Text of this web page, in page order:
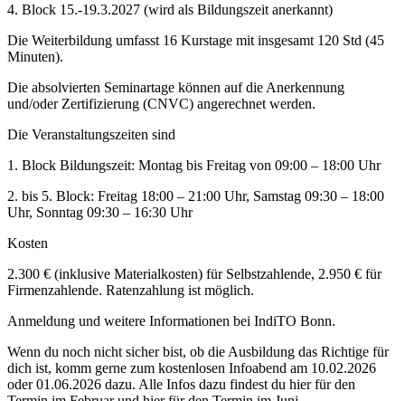
4. Block 15.-19.3.2027 (wird als Bildungszeit anerkannt)
Die Weiterbildung umfasst 16 Kurstage mit insgesamt 120 Std (45
Minuten).
Die absolvierten Seminartage können auf die Anerkennung
und/oder Zertifizierung (CNVC) angerechnet werden.
Die Veranstaltungszeiten sind
1. Block Bildungszeit: Montag bis Freitag von 09:00 – 18:00 Uhr
2. bis 5. Block: Freitag 18:00 – 21:00 Uhr, Samstag 09:30 – 18:00
Uhr, Sonntag 09:30 – 16:30 Uhr
Kosten
2.300 € (inklusive Materialkosten) für Selbstzahlende, 2.950 € für
Firmenzahlende. Ratenzahlung ist möglich.
Anmeldung und weitere Informationen bei IndiTO Bonn.
Wenn du noch nicht sicher bist, ob die Ausbildung das Richtige für
dich ist, komm gerne zum kostenlosen Infoabend am 10.02.2026
oder 01.06.2026 dazu. Alle Infos dazu findest du hier für den